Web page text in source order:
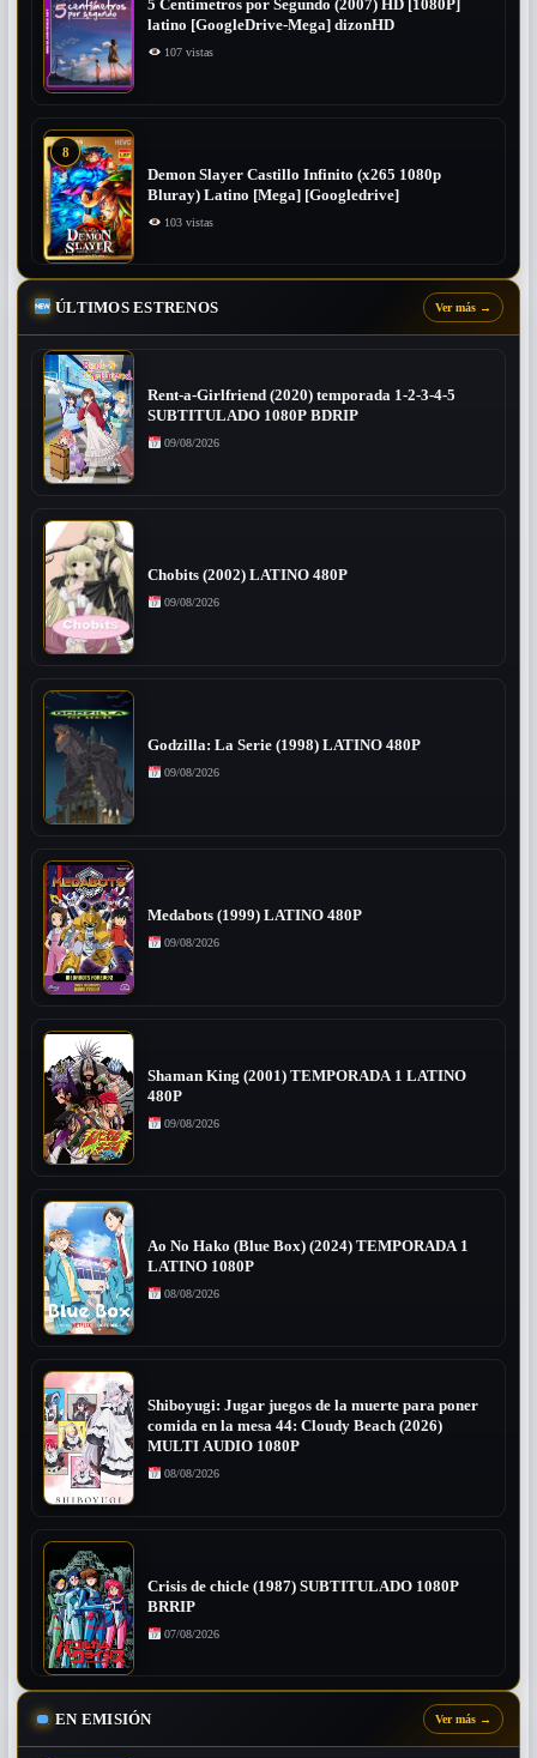
5 Centimetros por Segundo (2007) ​HD [1080P]
latino [GoogleDrive-Mega] dizonHD
107 vistas
8
Demon Slayer Castillo Infinito (x265 1080p
Bluray) Latino [Mega] [Googledrive]
103 vistas
ÚLTIMOS ESTRENOS Ver más →
Rent-a-Girlfriend (2020) temporada 1-2-3-4-5
SUBTITULADO 1080P BDRIP
09/08/2026
Chobits (2002) LATINO 480P
09/08/2026
Godzilla: La Serie (1998) LATINO 480P
09/08/2026
Medabots (1999) LATINO 480P
09/08/2026
Shaman King (2001) TEMPORADA 1 LATINO
480P
09/08/2026
Ao No Hako (Blue Box) (2024) TEMPORADA 1
LATINO 1080P
08/08/2026
Shiboyugi: Jugar juegos de la muerte para poner
comida en la mesa 44: Cloudy Beach (2026)
MULTI AUDIO 1080P
08/08/2026
Crisis de chicle (1987) SUBTITULADO 1080P
BRRIP
07/08/2026
EN EMISIÓN Ver más →